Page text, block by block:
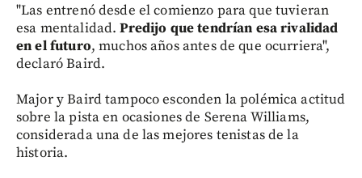
"Las entrenó desde el comienzo para que tuvieran
esa mentalidad.Predijo que tendrían esa rivalidad
en el futuro, muchos años antes de que ocurriera",
declaró Baird.
Major y Baird tampoco esconden la polémica actitud
sobre la pista en ocasiones de Serena Williams,
considerada una de las mejores tenistas de la
historia.